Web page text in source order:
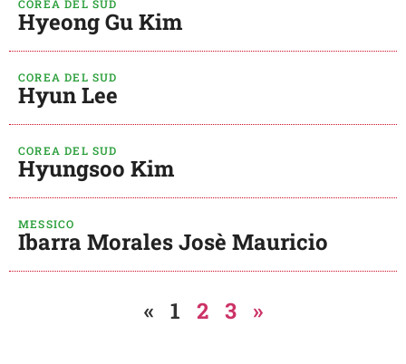
COREA DEL SUD
Hyeong Gu Kim
COREA DEL SUD
Hyun Lee
COREA DEL SUD
Hyungsoo Kim
MESSICO
Ibarra Morales Josè Mauricio
« 1 2 3 »